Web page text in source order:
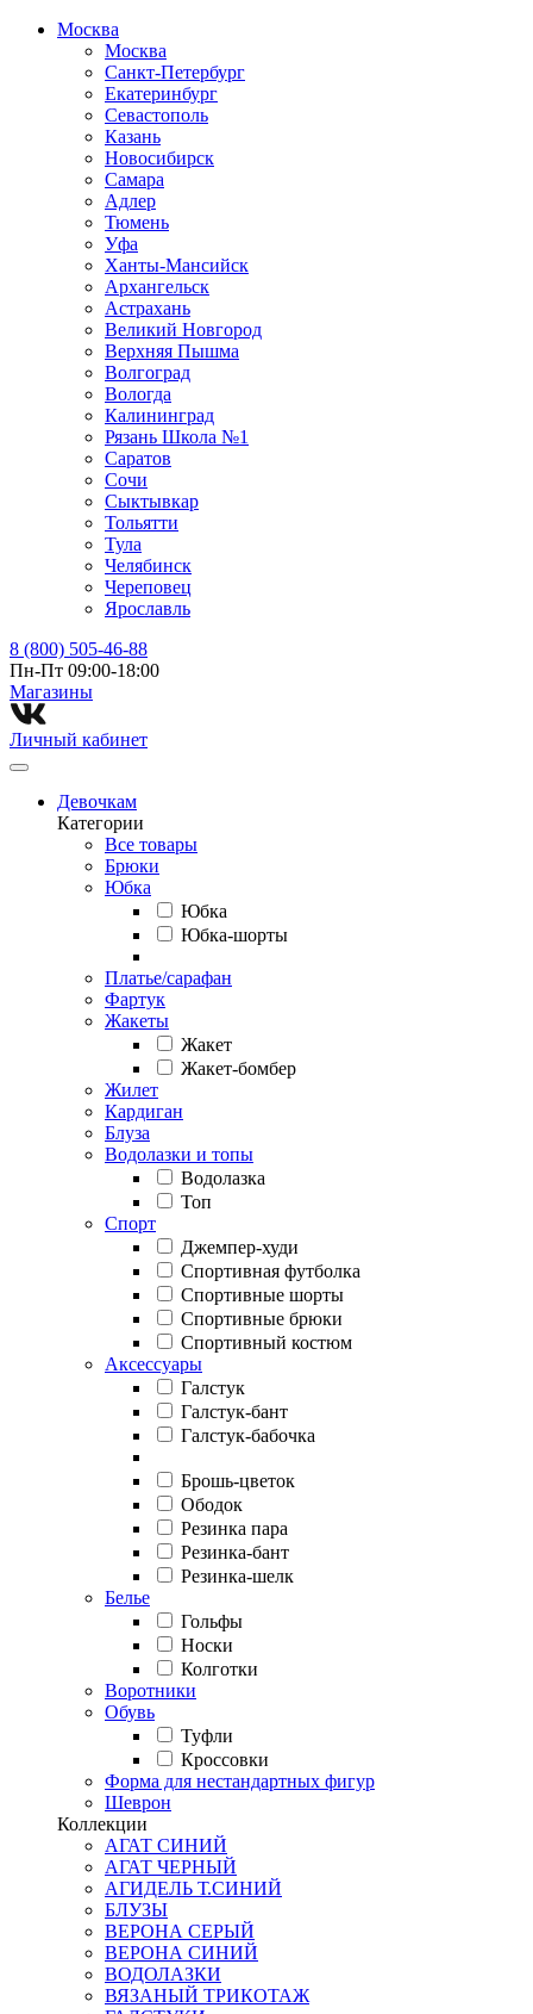
Москва
Москва
Санкт-Петербург
Екатеринбург
Севастополь
Казань
Новосибирск
Самара
Адлер
Тюмень
Уфа
Ханты-Мансийск
Архангельск
Астрахань
Великий Новгород
Верхняя Пышма
Волгоград
Вологда
Калининград
Рязань Школа №1
Саратов
Сочи
Сыктывкар
Тольятти
Тула
Челябинск
Череповец
Ярославль
8 (800) 505-46-88
Пн-Пт 09:00-18:00
Магазины⁠
Личный кабинет
Девочкам
Категории
Все товары
Брюки
Юбка
Юбка
Юбка-шорты
Платье/сарафан
Фартук
Жакеты
Жакет
Жакет-бомбер
Жилет
Кардиган
Блуза
Водолазки и топы
Водолазка
Топ
Спорт
Джемпер-худи
Спортивная футболка
Спортивные шорты
Спортивные брюки
Спортивный костюм
Аксессуары
Галстук
Галстук-бант
Галстук-бабочка
Брошь-цветок
Ободок
Резинка пара
Резинка-бант
Резинка-шелк
Белье
Гольфы
Носки
Колготки
Воротники
Обувь
Туфли
Кроссовки
Форма для нестандартных фигур
Шеврон
Коллекции
АГАТ СИНИЙ
АГАТ ЧЕРНЫЙ
АГИДЕЛЬ Т.СИНИЙ
БЛУЗЫ
ВЕРОНА СЕРЫЙ
ВЕРОНА СИНИЙ
ВОДОЛАЗКИ
ВЯЗАНЫЙ ТРИКОТАЖ